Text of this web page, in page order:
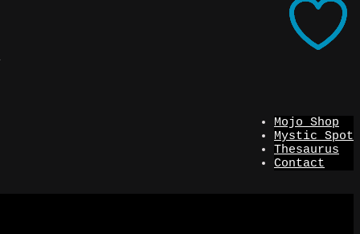
Mojo Shop
Mystic Spot
Thesaurus
Contact